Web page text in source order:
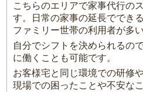
こちらのエリアで家事代行の
す。日常の家事の延長ででき
ファミリー世帯の利用者が多
自分でシフトを決められるの
に働くことも可能です。
お客様宅と同じ環境での研修
現場での困ったことや不安な